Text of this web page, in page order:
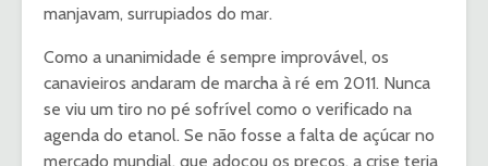
manjavam, surrupiados do mar.
Como a unanimidade é sempre improvável, os
canavieiros andaram de marcha à ré em 2011. Nunca
se viu um tiro no pé sofrível como o verificado na
agenda do etanol. Se não fosse a falta de açúcar no
mercado mundial, que adoçou os preços, a crise teria